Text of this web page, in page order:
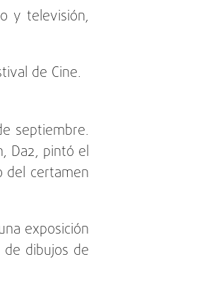
y televisión,
de Cine.
septiembre.
Da2, pintó el
del certamen
exposición
dibujos de